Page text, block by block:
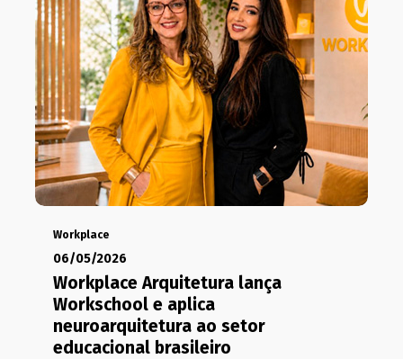
Workplace
06/05/2026
Workplace Arquitetura lança
Workschool e aplica
neuroarquitetura ao setor
educacional brasileiro